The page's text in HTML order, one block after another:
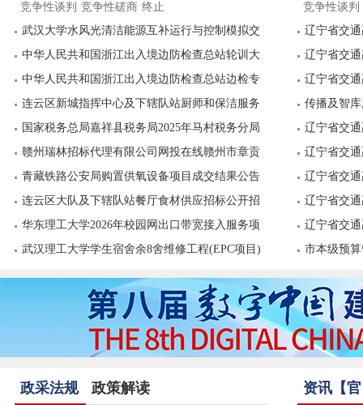
竞争性谈判 竞争性磋商 终止
武汉大学水风光清洁能源互补运行与控制模拟交
叉...
中华人民共和国浙江出入境边防检查总站轮训大
队...
中华人民共和国浙江出入境边防检查总站边检专
业...
连云区新城指挥中心及下辖队站厨师和保洁服务
项...
国家税务总局嘉祥县税务局2025年马村税务分局
综...
赣州瑞林招标代理有限公司网投在线赣州市章贡
区消防...
青藏铁路公安局购置供氧设备项目成交结果公告
连云区大队及下辖队站餐厅食材供应招标公开招
标公告
华东理工大学2026年校园网出口带宽接入服务项
目...
武汉理工大学学生宿舍余8舍维修工程(EPC项目)
竞争性谈判
辽宁省交
08...
辽宁省交
07...
辽宁省交
09...
传播及智
辽宁省交
03...
辽宁省交
04...
辽宁省交
01...
辽宁省交
06...
辽宁省交
05...
市本级预
政采法规 政策解读 资讯【官